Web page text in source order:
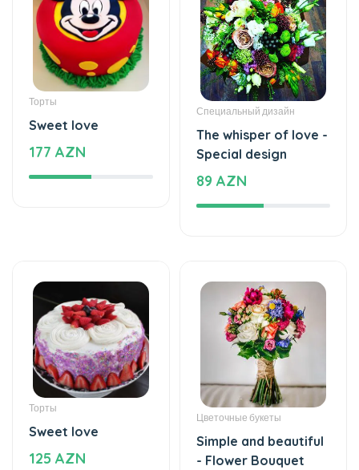
Торты
Sweet love
177 AZN
Специальный дизайн
The whisper of love -
Special design
89 AZN
Торты
Sweet love
125 AZN
Цветочные букеты
Simple and beautiful
- Flower Bouquet